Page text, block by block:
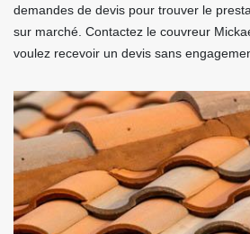
demandes de devis pour trouver le
sur marché. Contactez le couvreur
voulez recevoir un devis sans